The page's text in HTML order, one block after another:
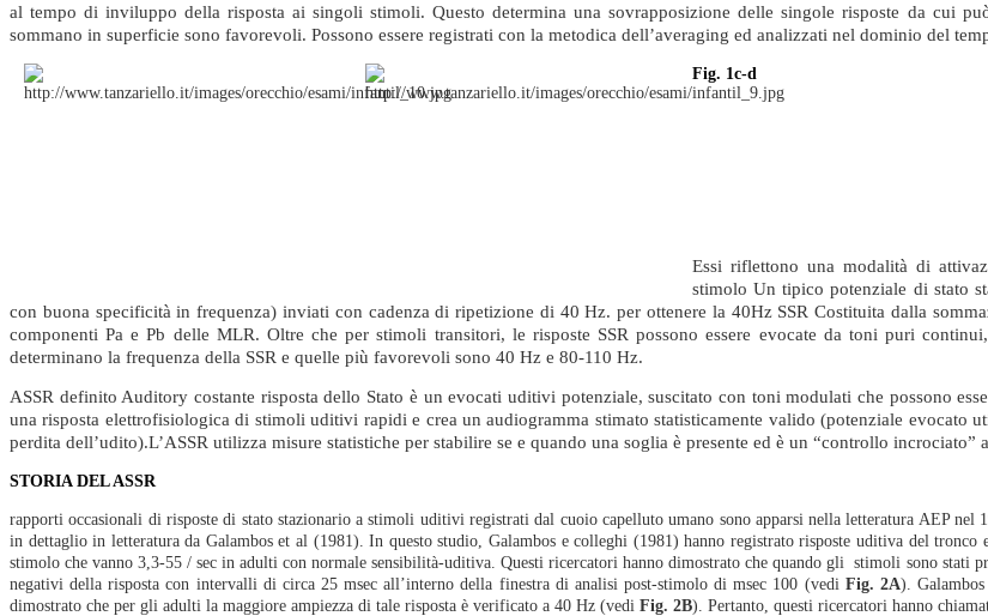
al tempo di inviluppo della risposta ai singoli stimoli. Questo determina una sovrapposizione delle singole risposte da cui
sommano in superficie sono favorevoli. Possono essere registrati con la metodica dell’averaging ed analizzati nel dominio del
Fig. 1c-d
Essi riflettono una modalità di
stimolo Un tipico potenziale di stato
con buona specificità in frequenza) inviati con cadenza di ripetizione di 40 Hz. per ottenere la 40Hz SSR Costituita dalla
componenti Pa e Pb delle MLR. Oltre che per stimoli transitori, le risposte SSR possono essere evocate da toni puri
determinano la frequenza della SSR e quelle più favorevoli sono 40 Hz e 80-110 Hz.
ASSR definito Auditory costante risposta dello Stato è un evocati uditivi potenziale, suscitato con toni modulati che possono
una risposta elettrofisiologica di stimoli uditivi rapidi e crea un audiogramma stimato statisticamente valido (potenziale
perdita dell’udito).L’ASSR utilizza misure statistiche per stabilire se e quando una soglia è presente ed è un “controllo
STORIA DEL ASSR
rapporti occasionali di risposte di stato stazionario a stimoli uditivi registrati dal cuoio capelluto umano sono apparsi nella letteratura AEP
in dettaglio in letteratura da Galambos et al (1981). In questo studio, Galambos e colleghi (1981) hanno registrato risposte uditiva del
stimolo che vanno 3,3-55 / sec in adulti con normale sensibilità-uditiva. Questi ricercatori hanno dimostrato che quando gli stimoli sono stati
negativi della risposta con intervalli di circa 25 msec all’interno della finestra di analisi post-stimolo di msec 100 (vedi Fig. 2A).
dimostrato che per gli adulti la maggiore ampiezza di tale risposta è verificato a 40 Hz (vedi Fig. 2B). Pertanto, questi ricercatori hanno
Fig.12
Fig.14
PARAMETRI DELLE ASSR
Fig. 15
CORRELAZIONI FRA RISPOSTA
ELETTROFISIOLOGICA...